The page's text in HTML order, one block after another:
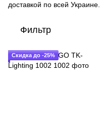
доставкой по всей Украине.
Фильтр
Скидка до -25%